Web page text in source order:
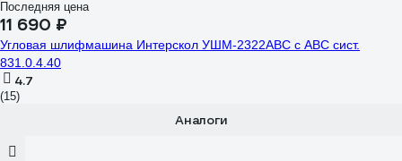
Последняя цена
11 690 ₽
Угловая шлифмашина Интерскол УШМ-2322АВС с АВС сист.
831.0.4.40
4.7
(15)
Аналоги